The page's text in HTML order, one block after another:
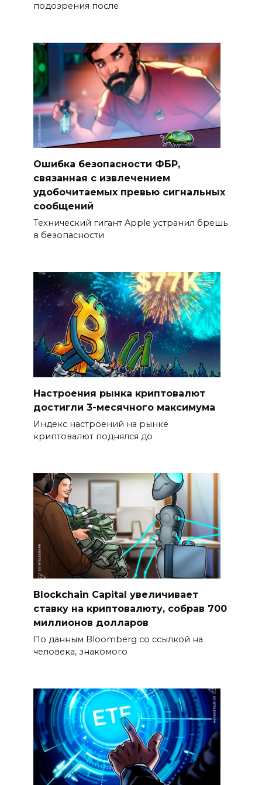
подозрения после
Ошибка безопасности ФБР,
связанная с извлечением
удобочитаемых превью сигнальных
сообщений
Технический гигант Apple устранил брешь
в безопасности
Настроения рынка криптовалют
достигли 3-месячного максимума
Индекс настроений на рынке
криптовалют поднялся до
Blockchain Capital увеличивает
ставку на криптовалюту, собрав 700
миллионов долларов
По данным Bloomberg со ссылкой на
человека, знакомого